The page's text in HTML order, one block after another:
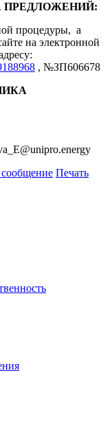
ПРЕДЛОЖЕНИЙ:
процедуры, а
на электронной
, №ЗП606678
Печать